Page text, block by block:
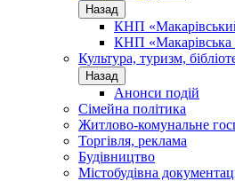
Назад
КНП
КНП «Макарівська
Культура, туризм,
Назад
Анонси подій
Сімейна політика
Житлово-комунальне
Торгівля, реклама
Будівництво
Містобудівна